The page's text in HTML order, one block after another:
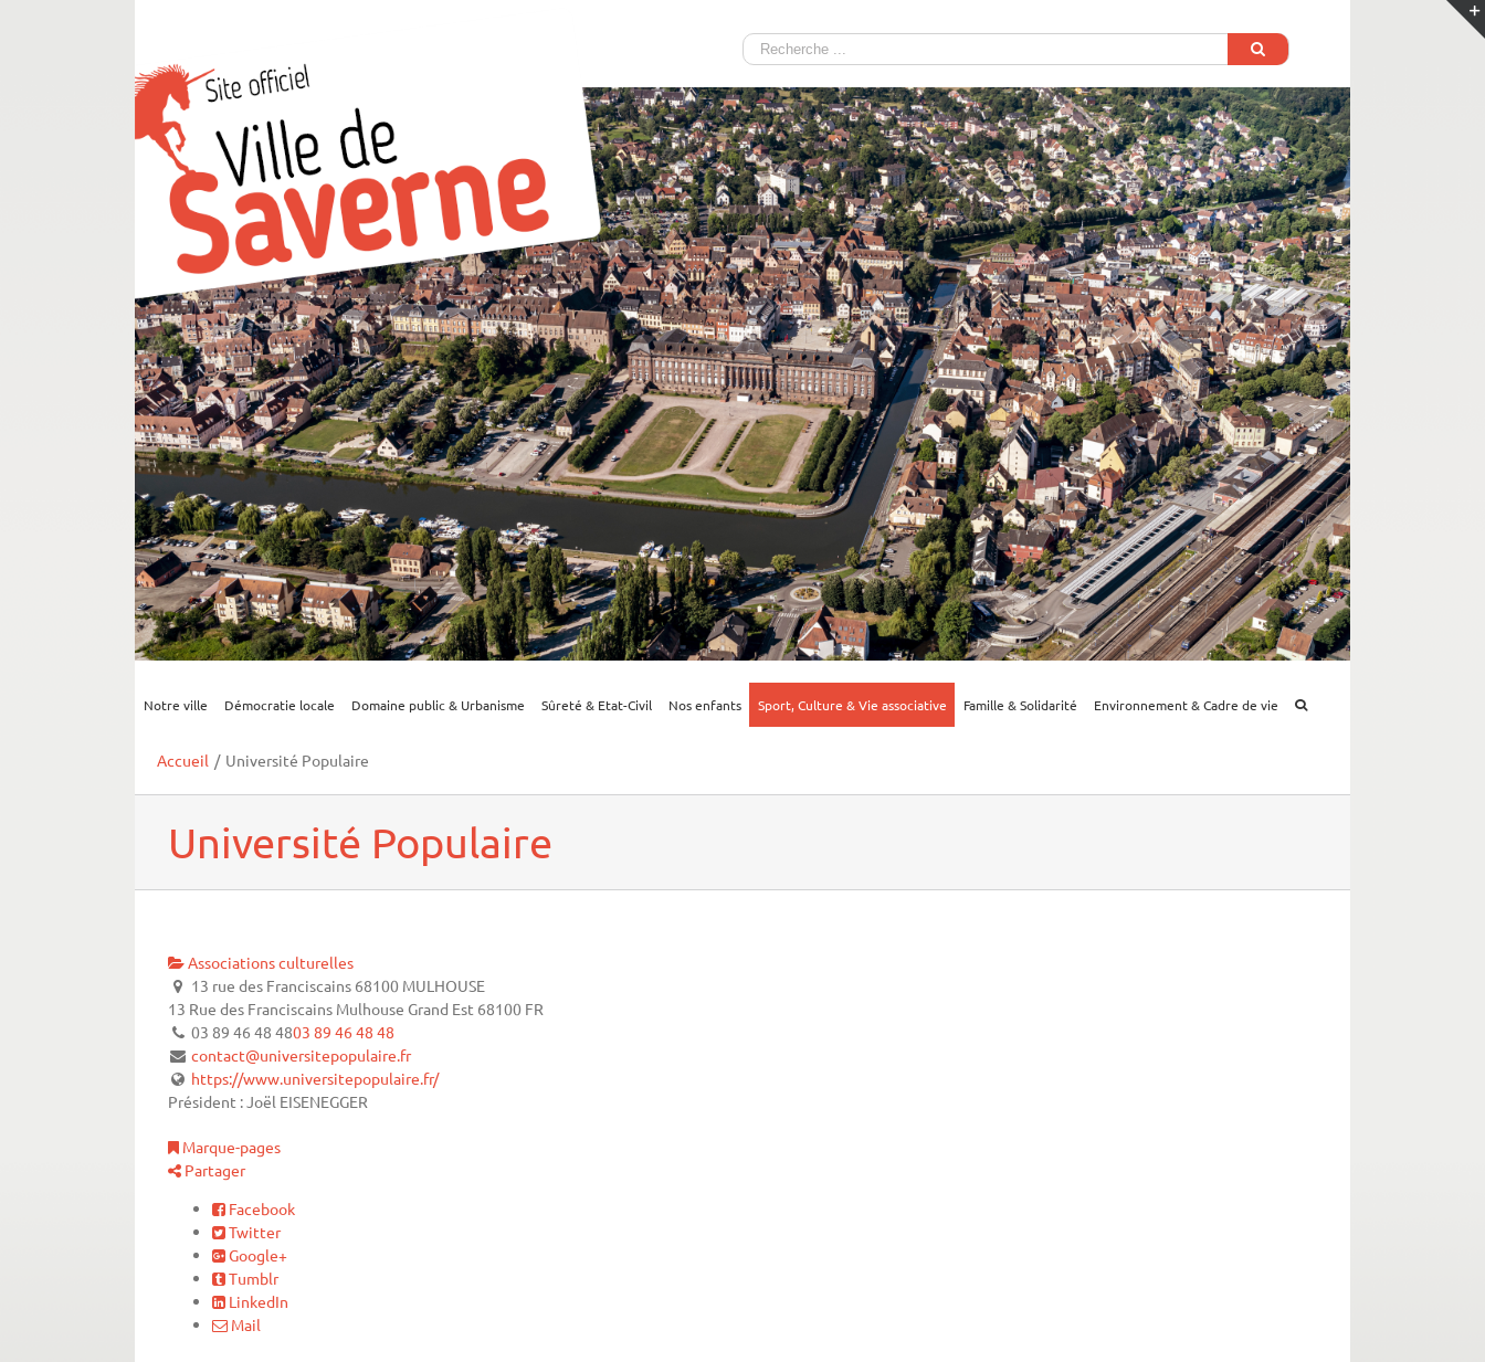
Notre ville Démocratie locale Domaine public & Urbanisme Sûreté & Etat-Civil Nos enfants Sport, Culture & Vie associative Famille & Solidarité Environnement & Cadre de vie
Accueil / Université Populaire
Université Populaire
Associations culturelles
13 rue des Franciscains 68100 MULHOUSE
13 Rue des Franciscains Mulhouse Grand Est 68100 FR
03 89 46 48 4803 89 46 48 48
contact@universitepopulaire.fr
https://www.universitepopulaire.fr/
Président : Joël EISENEGGER
Marque-pages
Partager
Facebook
Twitter
Google+
Tumblr
LinkedIn
Mail